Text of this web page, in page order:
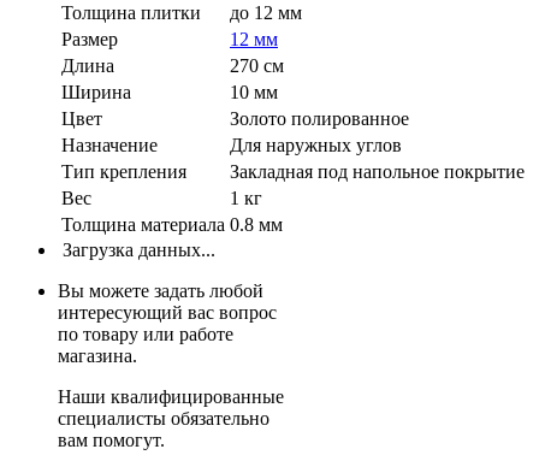
Толщина плитки
до 12 мм
Размер
12 мм
Длина
270 см
Ширина
10 мм
Цвет
Золото полированное
Назначение
Для наружных углов
Тип крепления
Закладная под напольное покрытие
Вес
1 кг
Толщина материала 0.8 мм
Загрузка данных...
Вы можете задать любой
интересующий вас вопрос
по товару или работе
магазина.
Наши квалифицированные
специалисты обязательно
вам помогут.